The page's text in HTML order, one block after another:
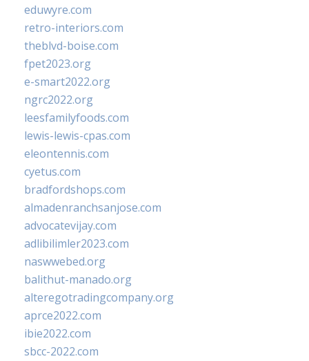
eduwyre.com
retro-interiors.com
theblvd-boise.com
fpet2023.org
e-smart2022.org
ngrc2022.org
leesfamilyfoods.com
lewis-lewis-cpas.com
eleontennis.com
cyetus.com
bradfordshops.com
almadenranchsanjose.com
advocatevijay.com
adlibilimler2023.com
naswwebed.org
balithut-manado.org
alteregotradingcompany.org
aprce2022.com
ibie2022.com
sbcc-2022.com